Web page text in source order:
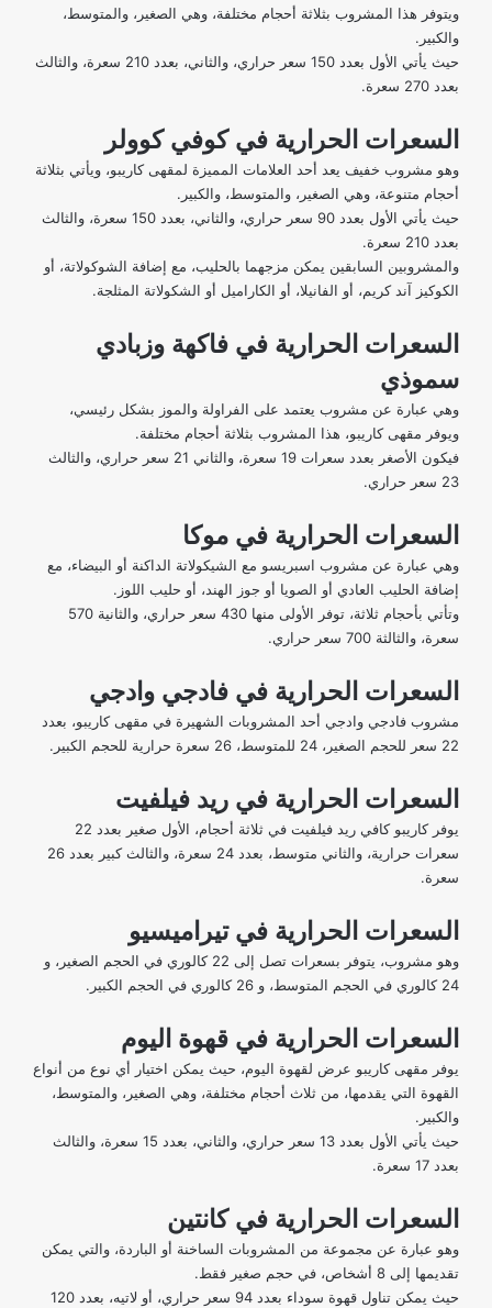
ويتوفر هذا المشروب بثلاثة أحجام مختلفة، وهي الصغير، والمتوسط،
والكبير.
حيث يأتي الأول بعدد 150 سعر حراري، والثاني، بعدد 210 سعرة، والثالث
بعدد 270 سعرة.
السعرات الحرارية في كوفي كوولر
وهو مشروب خفيف يعد أحد العلامات المميزة لمقهى كاريبو، ويأتي بثلاثة
أحجام متنوعة، وهي الصغير، والمتوسط، والكبير.
حيث يأتي الأول بعدد 90 سعر حراري، والثاني، بعدد 150 سعرة، والثالث
بعدد 210 سعرة.
والمشروبين السابقين يمكن مزجهما بالحليب، مع إضافة الشوكولاتة، أو
الكوكيز آند كريم، أو الفانيلا، أو الكاراميل أو الشكولاتة المثلجة.
السعرات الحرارية في فاكهة وزبادي
سموذي
وهي عبارة عن مشروب يعتمد على الفراولة والموز بشكل رئيسي،
ويوفر مقهى كاريبو، هذا المشروب بثلاثة أحجام مختلفة.
فيكون الأصغر بعدد سعرات 19 سعرة، والثاني 21 سعر حراري، والثالث
23 سعر حراري.
السعرات الحرارية في موكا
وهي عبارة عن مشروب اسبريسو مع الشيكولاتة الداكنة أو البيضاء، مع
إضافة الحليب العادي أو الصويا أو جوز الهند، أو حليب اللوز.
وتأتي بأحجام ثلاثة، توفر الأولى منها 430 سعر حراري، والثانية 570
سعرة، والثالثة 700 سعر حراري.
السعرات الحرارية في فادجي وادجي
مشروب فادجي وادجي أحد المشروبات الشهيرة في مقهى كاريبو، بعدد
22 سعر للحجم الصغير، 24 للمتوسط، 26 سعرة حرارية للحجم الكبير.
السعرات الحرارية في ريد فيلفيت
يوفر كاريبو كافي ريد فيلفيت في ثلاثة أحجام، الأول صغير بعدد 22
سعرات حرارية، والثاني متوسط، بعدد 24 سعرة، والثالث كبير بعدد 26
سعرة.
السعرات الحرارية في تيراميسيو
وهو مشروب، يتوفر بسعرات تصل إلى 22 كالوري في الحجم الصغير، و
24 كالوري في الحجم المتوسط، و 26 كالوري في الحجم الكبير.
السعرات الحرارية في قهوة اليوم
يوفر مقهى كاريبو عرض لقهوة اليوم، حيث يمكن اختيار أي نوع من أنواع
القهوة التي يقدمها، من ثلاث أحجام مختلفة، وهي الصغير، والمتوسط،
والكبير.
حيث يأتي الأول بعدد 13 سعر حراري، والثاني، بعدد 15 سعرة، والثالث
بعدد 17 سعرة.
السعرات الحرارية في كانتين
وهو عبارة عن مجموعة من المشروبات الساخنة أو الباردة، والتي يمكن
تقديمها إلى 8 أشخاص، في حجم صغير فقط.
حيث يمكن تناول قهوة سوداء بعدد 94 سعر حراري، أو لاتيه، بعدد 120